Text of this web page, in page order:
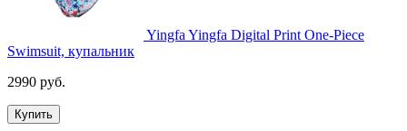
Yingfa Yingfa Digital Print One-Piece
Swimsuit, купальник
2990 руб.
Купить